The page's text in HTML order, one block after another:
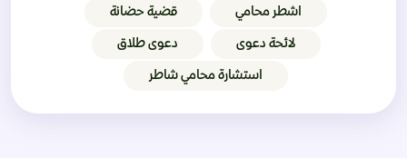
اشطر محامي قضية حضانة
لائحة دعوى دعوى طلاق
استشارة محامي شاطر